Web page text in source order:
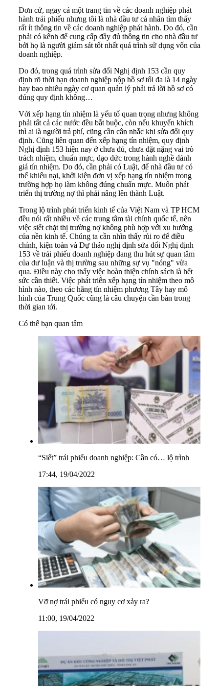
Đơn cử, ngay cả một trang tin về các doanh nghiệp phát
hành trái phiếu nhưng tôi là nhà đầu tư cá nhân tìm thấy
rất ít thông tin về các doanh nghiệp phát hành. Do đó, cần
phải có kênh để cung cấp đầy đủ thông tin cho nhà đầu tư
bởi họ là người giám sát tốt nhất quá trình sử dụng vốn của
doanh nghiệp.
Do đó, trong quá trình sửa đổi Nghị định 153 cần quy
định rõ thời hạn doanh nghiệp nộp hồ sơ tối đa là 14 ngày
hay bao nhiêu ngày cơ quan quản lý phải trả lời hồ sơ có
đúng quy định không…
Với xếp hạng tín nhiệm là yếu tố quan trọng nhưng không
phải tất cả các nước đều bắt buộc, còn nếu khuyến khích
thì ai là người trả phí, cũng cần cân nhắc khi sửa đổi quy
định. Cũng liên quan đến xếp hạng tín nhiệm, quy định
Nghị định 153 hiện nay ở chưa đủ, chưa đặt nặng vai trò
trách nhiệm, chuẩn mực, đạo đức trong hành nghề đánh
giá tín nhiệm. Do đó, cần phải có Luật, để nhà đầu tư có
thể khiếu nại, khởi kiện đơn vị xếp hạng tín nhiệm trong
trường hợp họ làm không đúng chuẩn mực. Muốn phát
triển thị trường nợ thì phải nâng lên thành Luật.
Trong lộ trình phát triển kinh tế của Việt Nam và TP HCM
đều nói rất nhiều về các trung tâm tài chính quốc tế, nên
việc siết chặt thị trường nợ không phù hợp với xu hướng
của nền kinh tế. Chúng ta cần nhìn thấy rủi ro để điều
chỉnh, kiện toàn và Dự thảo nghị định sửa đổi Nghị định
153 về trái phiếu doanh nghiệp đang thu hút sự quan tâm
của dư luận và thị trường sau những sự vụ "nóng" vừa
qua. Điều này cho thấy việc hoàn thiện chính sách là hết
sức cần thiết. Việc phát triển xếp hạng tín nhiệm theo mô
hình nào, theo các hãng tín nhiệm phương Tây hay mô
hình của Trung Quốc cũng là câu chuyện cần bàn trong
thời gian tới.
Có thể bạn quan tâm
“Siết” trái phiếu doanh nghiệp: Cần có… lộ trình
17:44, 19/04/2022
Vỡ nợ trái phiếu có nguy cơ xảy ra?
11:00, 19/04/2022